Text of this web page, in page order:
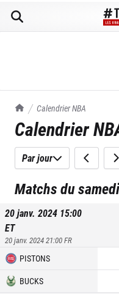
TrashTalk Actu NBA
Calendrier NBA
Calendrier
Par jour
Matchs du
20 janv. 2024 15:00
ET
20 janv. 2024 21:00FR
PISTONS
BUCKS